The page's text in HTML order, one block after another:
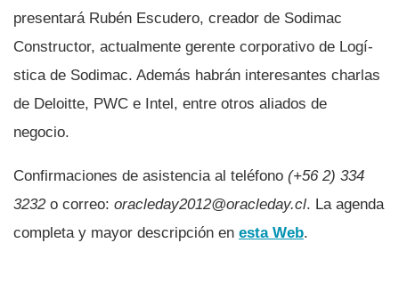
presentará Rubén Escudero, creador de Sodimac
Constructor, actualmente gerente corporativo de Logí­
stica de Sodimac. Además habrán interesantes charlas
de Deloitte, PWC e Intel, entre otros aliados de
negocio.
Confirmaciones de asistencia al teléfono (+56 2) 334
3232o correo: oracleday2012@oracleday.cl. La agenda
completa y mayor descripción en esta Web.